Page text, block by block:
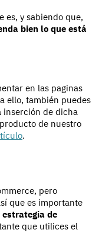
es, y sabiendo que,
bien lo que está
en las paginas
ello, también puedes
inserción de dicha
de nuestro
.
pero
que es importante
estrategia de
que utilices el